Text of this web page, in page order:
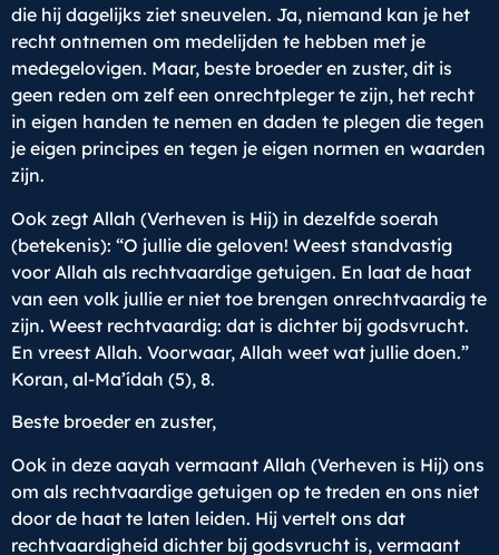
die hij dagelijks ziet sneuvelen. Ja, niemand kan je het
recht ontnemen om medelijden te hebben met je
medegelovigen. Maar, beste broeder en zuster, dit is
geen reden om zelf een onrechtpleger te zijn, het recht
in eigen handen te nemen en daden te plegen die tegen
je eigen principes en tegen je eigen normen en waarden
zijn.
Ook zegt Allah (Verheven is Hij) in dezelfde soerah
(betekenis): “O jullie die geloven! Weest standvastig
voor Allah als rechtvaardige getuigen. En laat de haat
van een volk jullie er niet toe brengen onrechtvaardig te
zijn. Weest rechtvaardig: dat is dichter bij godsvrucht.
En vreest Allah. Voorwaar, Allah weet wat jullie doen.”
Koran, al-Ma’ídah (5), 8.
Beste broeder en zuster,
Ook in deze aayah vermaant Allah (Verheven is Hij) ons
om als rechtvaardige getuigen op te treden en ons niet
door de haat te laten leiden. Hij vertelt ons dat
rechtvaardigheid dichter bij godsvrucht is, vermaant